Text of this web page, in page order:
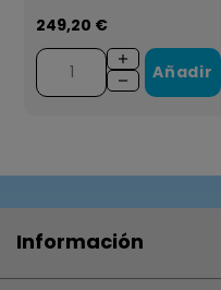
249,20 €
Añadir
Información